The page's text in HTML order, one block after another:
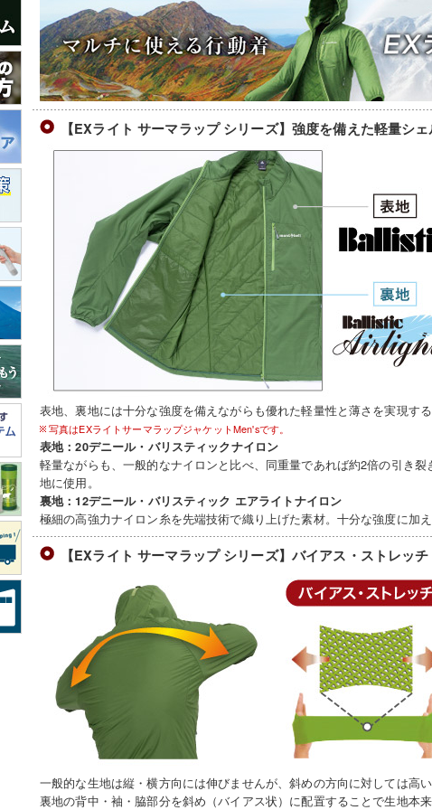
【EXライト サーマラップ シリーズ】強度を備えた軽量シ
表地、裏地には十分な強度を備えながらも優れた軽量性と薄さを実現す
写真はEXライトサーマラップジャケットMen'sです。
表地：20デニール・バリスティックナイロン
軽量ながらも、一般的なナイロンと比べ、同重量であれば約2倍の引き
地に使用。
裏地：12デニール・バリスティック エアライトナイロン
極細の高強力ナイロン糸を先端技術で織り上げた素材。十分な強度に加
【EXライト サーマラップ シリーズ】バイアス・ストレッチ
一般的な生地は縦・横方向には伸びませんが、斜めの方向に対しては高
裏地の背中・袖・脇部分を斜め（バイアス状）に配置することで生地本